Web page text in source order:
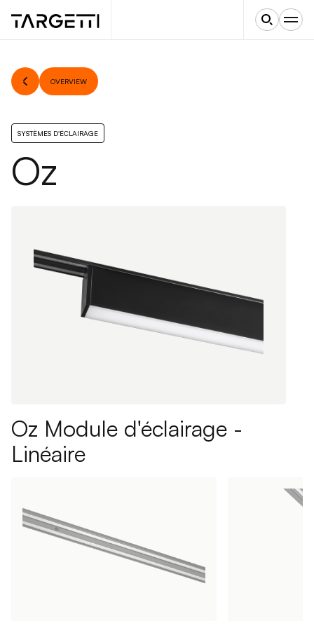
OVERVIEW
SYSTÈMES D'ÉCLAIRAGE
Oz
Oz Module d'éclairage -
Linéaire